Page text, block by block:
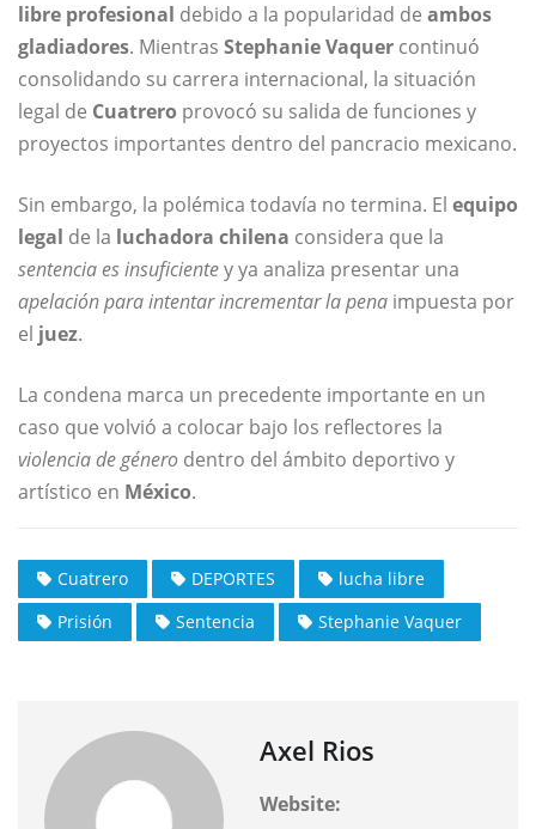
libre profesional debido a la popularidad de ambos
gladiadores. Mientras Stephanie Vaquer continuó
consolidando su carrera internacional, la situación
legal de Cuatrero provocó su salida de funciones y
proyectos importantes dentro del pancracio mexicano.
Sin embargo, la polémica todavía no termina. El equipo
legal de la luchadora chilena considera que la
sentencia es insuficientey ya analiza presentar una
apelación para intentar incrementar la pena impuesta por
el juez.
La condena marca un precedente importante en un
caso que volvió a colocar bajo los reflectores la
violencia de género dentro del ámbito deportivo y
artístico en México.
Cuatrero DEPORTES
lucha libre
Prisión
Sentencia Stephanie Vaquer
Axel Rios
Website: